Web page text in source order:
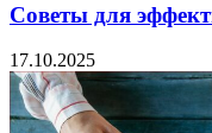
Советы для
17.10.2025